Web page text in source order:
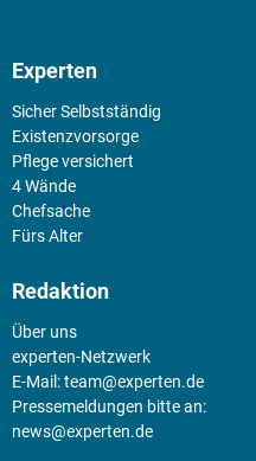
Experten
Sicher Selbstständig
Existenz­vorsorge
Pflege versichert
4 Wände
Chefsache
Fürs Alter
Redaktion
Über uns
experten-Netzwerk
E-Mail:team@experten.de
Pressemeldungen bitte an:
news@experten.de